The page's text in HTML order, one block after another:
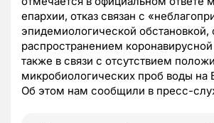
епархии, отказ связан с
эпидемиологической обстановкой,
распространением
также в связи с отсутствием
микробиологических проб воды на
Об этом нам сообщили в пресс-